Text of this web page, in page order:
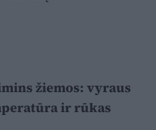
žiemos: vyraus
ir rūkas